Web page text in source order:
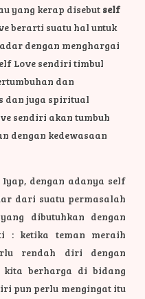
yang kerap disebut self
berarti suatu hal untuk
dengan menghargai
Love sendiri timbul
dan
dan juga spiritual
sendiri akan tumbuh
dengan kedewasaan
dengan adanya self
dari suatu permasalah
dibutuhkan dengan
: ketika teman meraih
rendah diri dengan
berharga di bidang
pun perlu mengingat itu